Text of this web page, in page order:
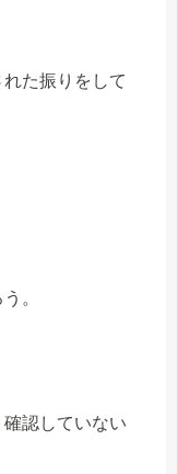
た振りをして
。
認していない